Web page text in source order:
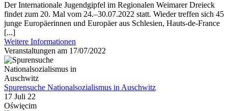
Der Internationale Jugendgipfel im Regionalen Weimarer Dreieck
findet zum 20. Mal vom 24.–30.07.2022 statt. Wieder treffen sich 45
junge Europäerinnen und Europäer aus Schlesien, Hauts-de-France
[...]
Weitere Informationen
Veranstaltungen am 17/07/2022
Spurensuche Nationalsozialismus in Auschwitz
17 Juli 22
Oświęcim